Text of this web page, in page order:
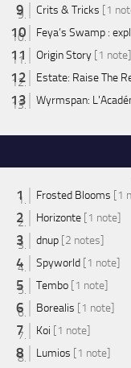
Crits & Tricks [1
Feya’s Swamp :
Origin Story [1 note]
Estate: Raise The
Wyrmspan:
Frosted Blooms [1
Horizonte [1 note]
dnup [2 notes]
Spyworld [1 note]
Tembo [1 note]
Borealis [1 note]
Koi [1 note]
Lumios [1 note]